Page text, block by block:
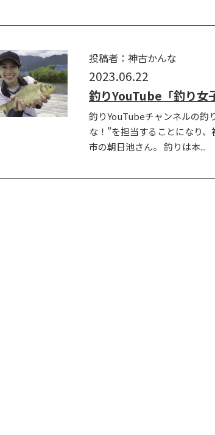
投稿者：神古かんな
2023.06.22
釣りYouTube「釣り女
釣りYouTubeチャンネルの釣
な！”を担当することになり
市の朝日池さん。 釣りは本...